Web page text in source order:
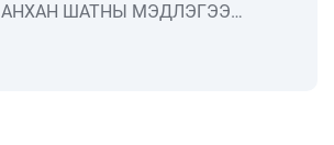
АНХАН ШАТНЫ МЭДЛЭГЭЭ